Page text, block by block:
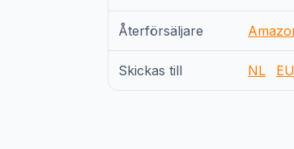
Återförsäljare
Skickas till NL EU